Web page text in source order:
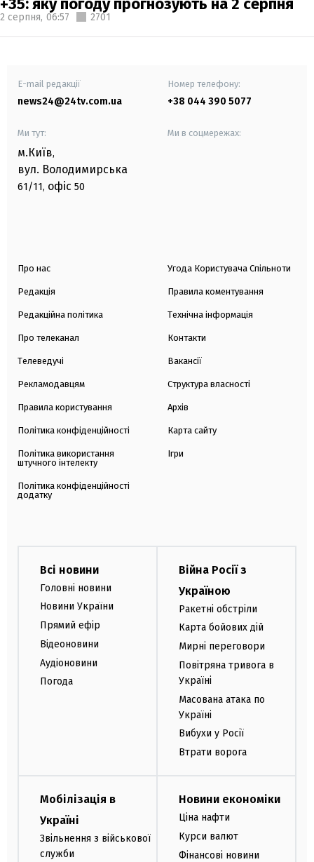
2 серпня, 06:57 2701
E-mail редакції
news24@24tv.com.ua
Номер телефону:
+38 044 390 5077
Ми тут:
м.Київ,
вул. Володимирська
61/11, офіс 50
Ми в соцмережах:
Про нас
Редакція
Редакційна політика
Про телеканал
Телеведучі
Рекламодавцям
Правила користування
Політика конфіденційності
Політика використання
штучного інтелекту
Політика конфіденційності
додатку
Угода Користувача Спільноти
Правила коментування
Технічна інформація
Контакти
Вакансії
Структура власності
Архів
Карта сайту
Ігри
Всі новини
Головні новини
Новини України
Прямий ефір
Відеоновини
Аудіоновини
Погода
Війна Росії з
Україною
Ракетні обстріли
Карта бойових дій
Мирні переговори
Повітряна тривога в
Україні
Масована атака по
Україні
Вибухи у Росії
Втрати ворога
Мобілізація в
Україні
Звільнення з військової
служби
Новини економіки
Ціна нафти
Курси валют
Фінансові новини